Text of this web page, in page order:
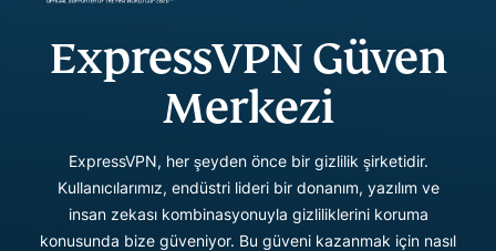
ExpressVPN Güven
Merkezi
ExpressVPN, her şeyden önce bir gizlilik şirketidir.
Kullanıcılarımız, endüstri lideri bir donanım, yazılım ve
insan zekası kombinasyonuyla gizliliklerini koruma
konusunda bize güveniyor. Bu güveni kazanmak için nasıl